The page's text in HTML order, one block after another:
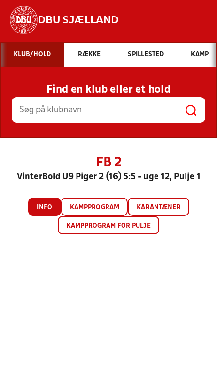
DBU SJÆLLAND
Hvad vil du søge efter?
INDHOLD OG NYHEDER
STILLINGER, RESULTATER, KLUBBER OG
HOLD
KLUB/HOLD RÆKKE SPILLESTED KAMP
Find en klub eller et hold
FB 2
VinterBold U9 Piger 2 (16) 5:5 - uge 12, Pulje 1
INFO KAMPPROGRAM KARANTÆNER
KAMPPROGRAM FOR PULJE